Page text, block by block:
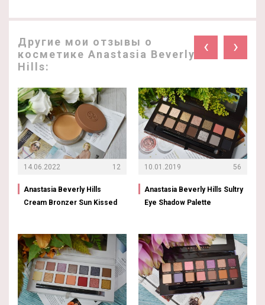
Другие мои отзывы о
косметике Anastasia Beverly
Hills:
‹ ›
14.06.2022 12
Anastasia Beverly Hills
Cream Bronzer Sun Kissed
10.01.2019 56
Anastasia Beverly Hills Sultry
Eye Shadow Palette